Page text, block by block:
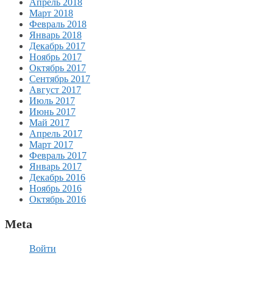
Апрель 2018
Март 2018
Февраль 2018
Январь 2018
Декабрь 2017
Ноябрь 2017
Октябрь 2017
Сентябрь 2017
Август 2017
Июль 2017
Июнь 2017
Май 2017
Апрель 2017
Март 2017
Февраль 2017
Январь 2017
Декабрь 2016
Ноябрь 2016
Октябрь 2016
Meta
Войти